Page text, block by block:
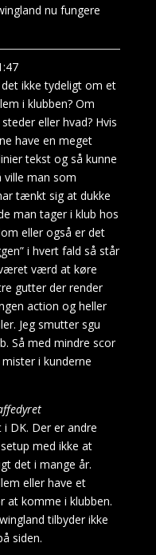
nu fungere
ikke tydeligt om et
i klubben? Om
eller hvad? Hvis
have en meget
tekst og så kunne
ville man som
tænkt sig at dukke
man tager i klub hos
eller også er det
i hvert fald så står
værd at køre
gutter der render
action og heller
Jeg smutter sgu
Så med mindre scor
i kunderne
DK. Der er andre
med ikke at
det i mange år.
eller have et
at komme i klubben.
tilbyder ikke
siden.